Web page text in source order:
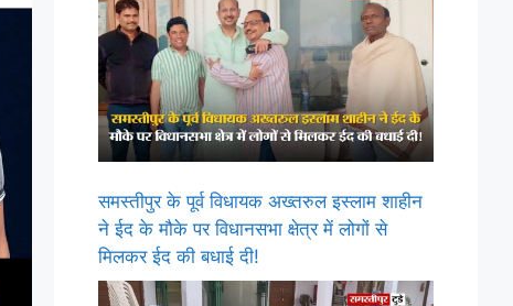
समस्तीपुर के पूर्व विधायक अख्तरुल इस्लाम शाहीन
ने ईद के मौके पर विधानसभा क्षेत्र में लोगों से
मिलकर ईद की बधाई दी!